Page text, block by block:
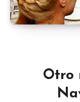
Otro